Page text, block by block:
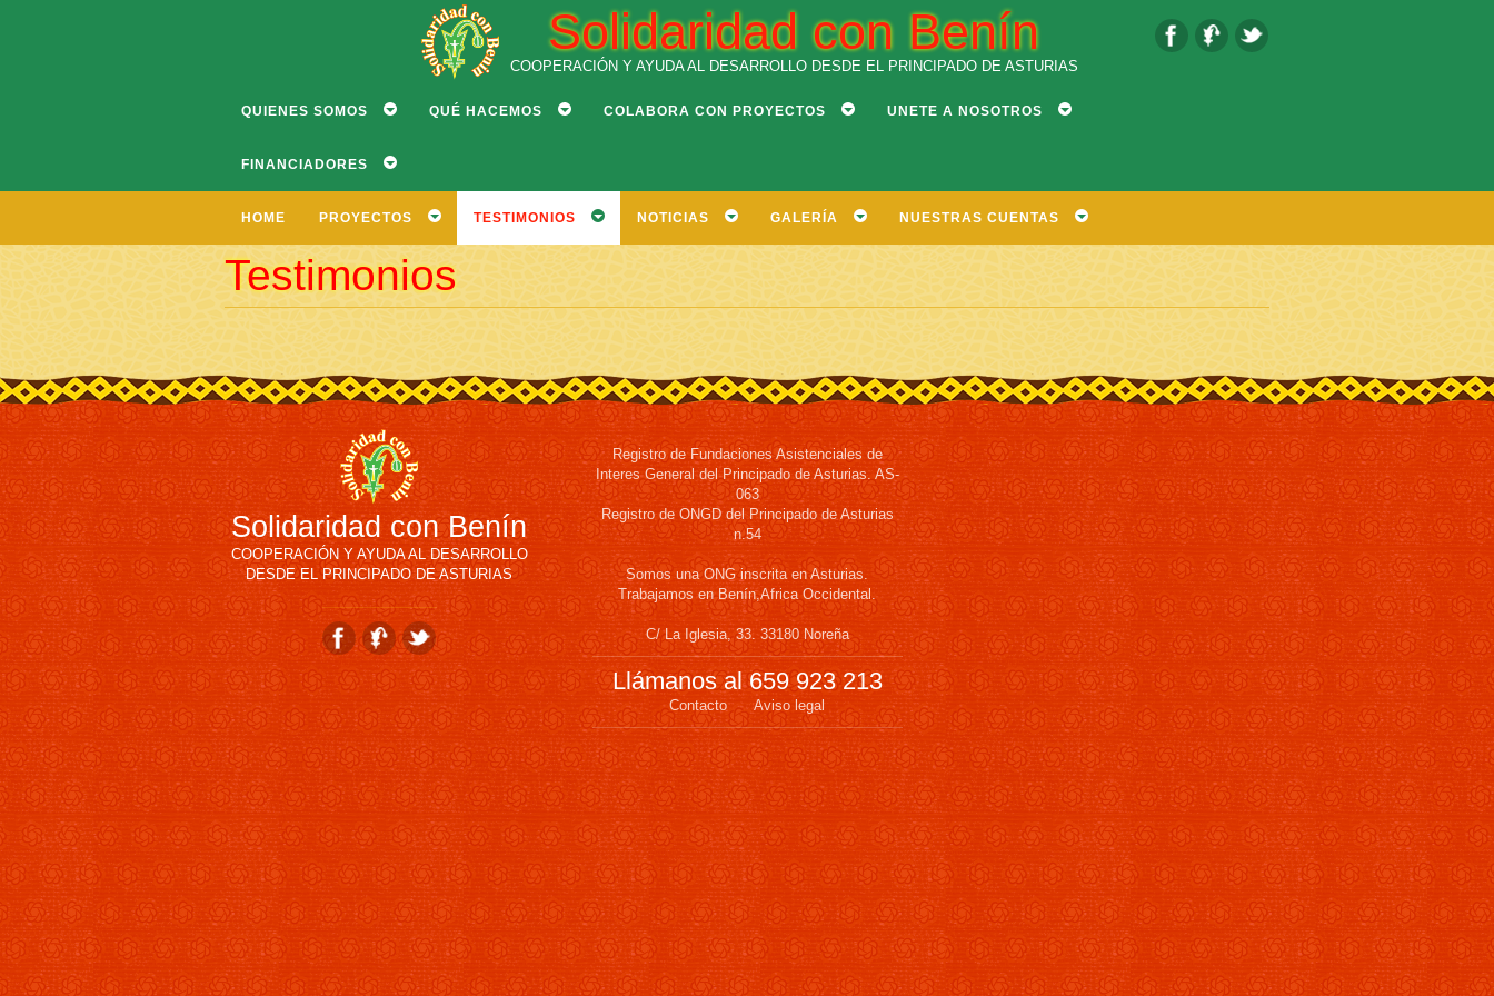
Solidaridad con Benín
COOPERACIÓN Y AYUDA AL DESARROLLO DESDE EL PRINCIPADO DE ASTURIAS
QUIENES SOMOS QUÉ HACEMOS COLABORA CON PROYECTOS UNETE A NOSOTROS
FINANCIADORES
HOME PROYECTOS TESTIMONIOS NOTICIAS GALERÍA NUESTRAS CUENTAS
Testimonios
Solidaridad con Benín
COOPERACIÓN Y AYUDA AL DESARROLLO
DESDE EL PRINCIPADO DE ASTURIAS
Registro de Fundaciones Asistenciales de
Interes General del Principado de Asturias. AS-
063
Registro de ONGD del Principado de Asturias
n.54
Somos una ONG inscrita en Asturias.
Trabajamos en Benín,Africa Occidental.
C/ La Iglesia, 33. 33180 Noreña
Llámanos al 659 923 213
Contacto Aviso legal